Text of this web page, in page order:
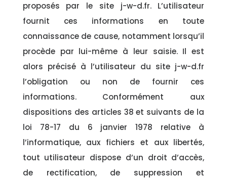
proposés par le site j-w-d.fr. L’utilisateur
fournit ces informations en toute
connaissance de cause, notamment lorsqu’il
procède par lui-même à leur saisie. Il est
alors précisé à l’utilisateur du site j-w-d.fr
l’obligation ou non de fournir ces
informations. Conformément aux
dispositions des articles 38 et suivants de la
loi 78-17 du 6 janvier 1978 relative à
l’informatique, aux fichiers et aux libertés,
tout utilisateur dispose d’un droit d’accès,
de rectification, de suppression et